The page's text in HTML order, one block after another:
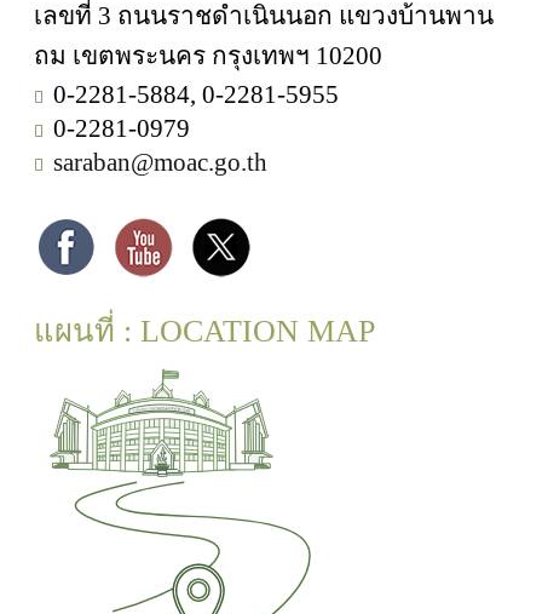
เลขที่ 3 ถนนราชดำเนินนอก แขวงบ้านพาน
ถม เขตพระนคร กรุงเทพฯ 10200
0-2281-5884, 0-2281-5955
0-2281-0979
saraban@moac.go.th
แผนที่ : LOCATION MAP